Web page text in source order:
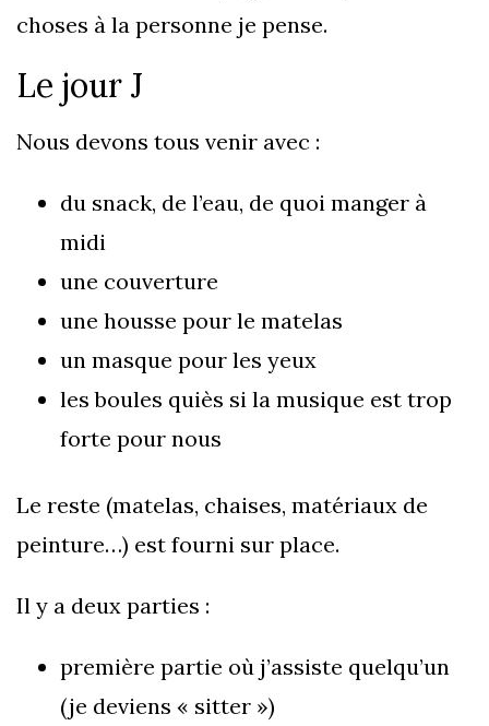
choses à la personne je pense.
Le jour J
Nous devons tous venir avec :
du snack, de l’eau, de quoi manger à
midi
une couverture
une housse pour le matelas
un masque pour les yeux
les boules quiès si la musique est trop
forte pour nous
Le reste (matelas, chaises, matériaux de
peinture…) est fourni sur place.
Il y a deux parties :
première partie où j’assiste quelqu’un
(je deviens « sitter »)